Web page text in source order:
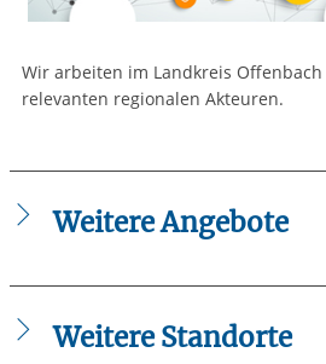
Wir arbeiten im Landkreis
relevanten regionalen Akteuren.
Weitere Angebote
Orientierungshilfen im Bildung-
für Jugendliche aus dem Kreis
Weitere Standorte